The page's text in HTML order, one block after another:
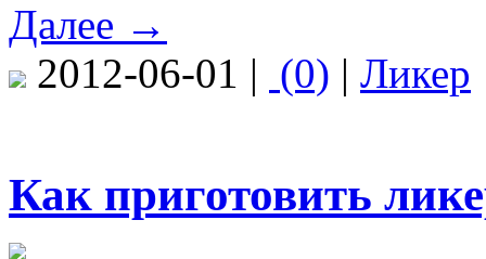
Далее →
2012-06-01 | (0) | Ликер
Как приготовить